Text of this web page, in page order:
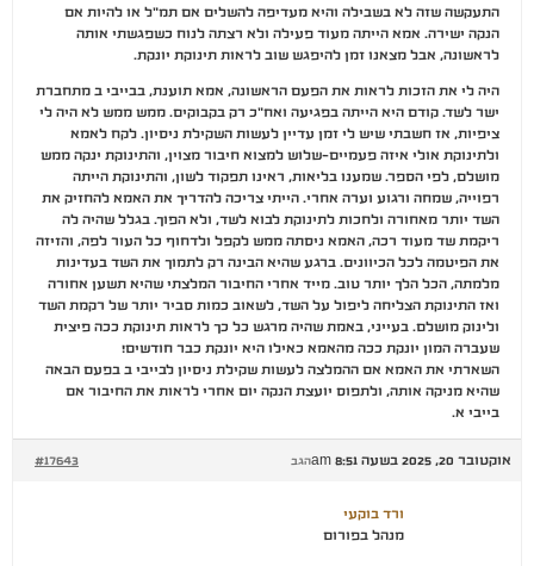
התעקשה שזה לא בשבילה והיא מעדיפה להשלים אם תמ"ל או להיות אם
הנקה ישירה. אמא הייתה מעוד פעילה ולא רצתה לנוח כשפגשתי אותה
לראשונה, אבל מצאנו זמן להיפגש שוב לראות תינוקת יונקת.
היה לי את הזכות לראות את הפעם הראשונה, אמא תוענת, בבייבי ב מתחברת
ישר לשד. קודם היא הייתה בפגיעה ואח"כ רק בקבוקים. ממש ממש לא היה לי
ציפיות, אז חשבתי שיש לי זמן עדיין לעשות השקילת ניסיון. לקח לאמא
ולתינוקת אולי איזה פעמיים-שלוש למצוא חיבור מצוין, והתינוקת ינקה ממש
מושלם, לפי הספר. שמענו בליאות, ראינו תפקוד לשון, והתינוקת הייתה
רפוייה, שמחה ורגוע וערה אחרי. הייתי צריכה להדריך את האמא להחזיק את
השד יותר מאחורה ולחכות לתינוקת לבוא לשד, ולא הפוך. בגלל שהיה לה
ריקמת שד מעוד רכה, האמא ניסתה ממש לקפל ולדחוף כל העור לפה, והזיזה
את הפיטמה לכל הכיוונים. ברגע שהיא הבינה רק לתמוך את השד בעדינות
מלמתה, הכל הלך יותר טוב. מייד אחרי החיבור המלצתי שהיא תשען אחורה
ואז התינוקת הצליחה ליפול על השד, לשאוב כמות סביר יותר של רקמת השד
ולינוק מושלם. בעייני, באמת שהיה מרגש כל כך לראות תינוקת ככה פיצית
שעברה המון יונקת ככה מהאמא כאילו היא יונקת כבר חודשים!
השארתי את האמא אם ההמלצה לעשות שקילת ניסיון לבייבי ב בפעם הבאה
שהיא מניקה אותה, ולתפוס יועצת הנקה יום אחרי לראות את החיבור אם
בייבי א.
אוקטובר 20, 2025 בשעה 8:51 am #17643 הגב
ורד בוקעי
מנהל בפורום